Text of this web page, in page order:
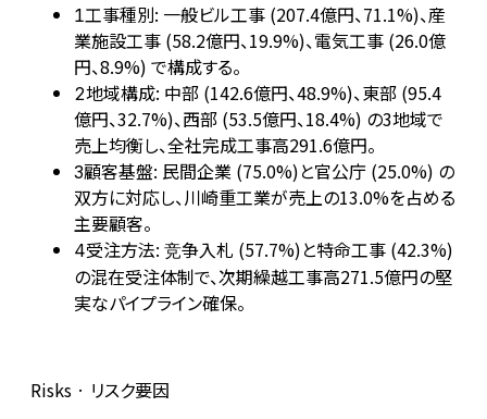
1工事種別: 一般ビル工事 (207.4億円、71.1%)、産
業施設工事 (58.2億円、19.9%)、電気工事 (26.0億
円、8.9%) で構成する。
2地域構成: 中部 (142.6億円、48.9%)、東部 (95.4
億円、32.7%)、西部 (53.5億円、18.4%) の3地域で
売上均衡し、全社完成工事高291.6億円。
3顧客基盤: 民間企業 (75.0%)と官公庁 (25.0%) の
双方に対応し、川崎重工業が売上の13.0%を占める
主要顧客。
4受注方法: 竞争入札 (57.7%)と特命工事 (42.3%)
の混在受注体制で、次期繰越工事高271.5億円の堅
実なパイプライン確保。
Risks · リスク要因